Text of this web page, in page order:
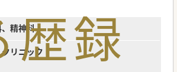
歴録
精神科
リニック